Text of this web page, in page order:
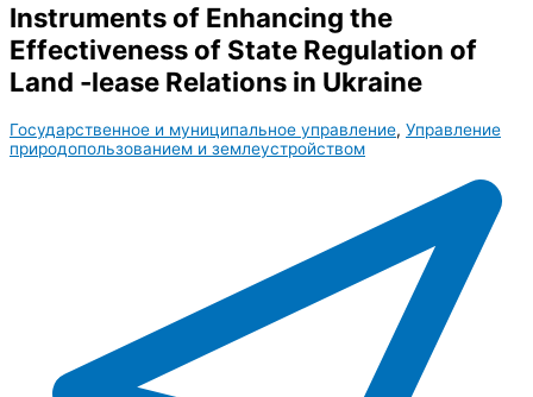
Instruments of Enhancing the
Effectiveness of State Regulation of
Land -lease Relations in Ukraine
Государственное и муниципальное управление, Управление
природопользованием и землеустройством